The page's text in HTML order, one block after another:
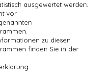
ausgewertet werden.
vor
zu diesen
finden Sie in der